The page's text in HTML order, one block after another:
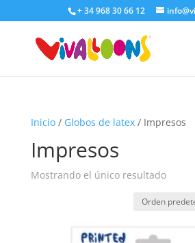
+ 34 968 30 66 12
Inicio/ Globos de latex/ Impresos
Impresos
Mostrando el único resultado